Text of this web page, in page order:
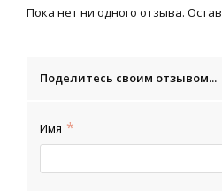
Пока нет ни одного отзыва.
Поделитесь своим отзывом...
Имя